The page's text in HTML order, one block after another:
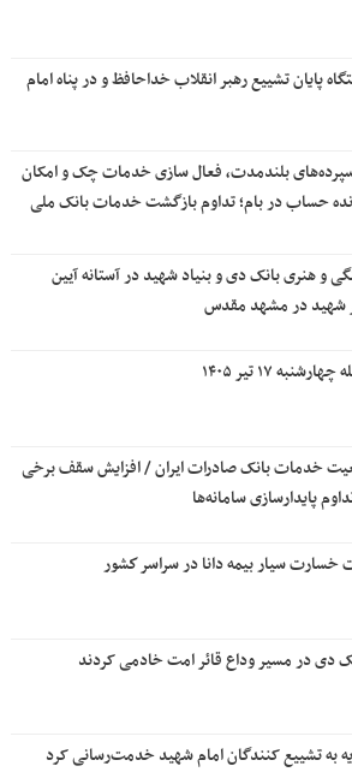
پایان تشییع رهبر انقلاب خداحافظ و در پناه امام
بلندمدت، فعال سازی خدمات چک و امکان
حساب در بام؛ تداوم بازگشت خدمات بانک ملی
و هنری بانک دی و بنیاد شهید در آستانه آیین
شهید در مشهد مقدس
۱۷ تیر ۱۴۰۵
خدمات بانک صادرات ایران / افزایش سقف برخی
پایدارسازی سامانه‌ها
خسارت سیار بیمه دانا در سراسر كشور
دی در مسیر وداع قائر امت خادمی کردند
به تشییع کنندگان امام شهید خدمت‌رسانی کرد